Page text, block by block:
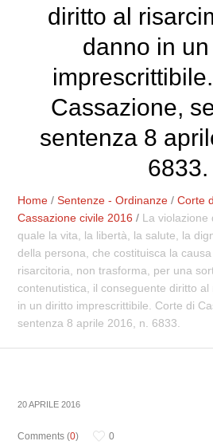
diritto al
danno in
Cassazione,
sentenza 8
6833.
Home /Sentenze - Ordinanze /Corte
Cassazione civile 2016 / La violazione
quale la vita, la libertà, la salute, la
della persona, che costituisca la
risarcitoria, non trasforma, per una
contenutistica, il conseguente diritto
in un diritto imprescrittibile. Corte di
sentenza 8 aprile 2016, n. 6833.
20 APRILE 2016
Comments (0)
0